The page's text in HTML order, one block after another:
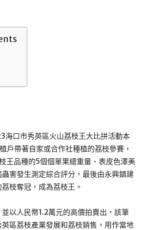
海口市秀英區火山荔枝王大比拼活動本
戶帶著自家或合作社種植的荔枝參賽，
王品種的5個個單果總重量、表皮色澤美
害發生測定綜合評分，最後由永興鎮建
枝奪冠，成為荔枝王。
以人民幣1.2萬元的高價拍賣出，該筆
區荔枝產業發展和荔枝銷售，用作當地